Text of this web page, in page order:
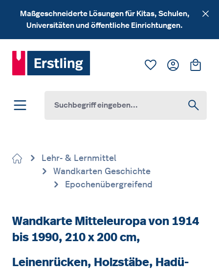
Zum Hauptinhalt springen
Maßgeschneiderte Lösungen für Kitas, Schulen,
Universitäten und öffentliche Einrichtungen.
Du hast 0
Lehr- & Lernmittel
Wandkarten Geschichte
Epochenübergreifend
Wandkarte Mitteleuropa von 1914
bis 1990, 210 x 200 cm,
Leinenrücken, Holzstäbe, Hadü-